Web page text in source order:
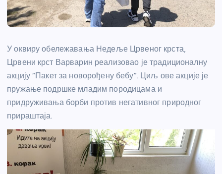
У оквиру обележавања Недеље Црвеног крста,
Црвени крст Варварин реализовао је традиционалну
акцију “Пакет за новорођену бебу”. Циљ ове акције је
пружање подршке младим породицама и
придруживања борби против негативног природног
прираштаја.